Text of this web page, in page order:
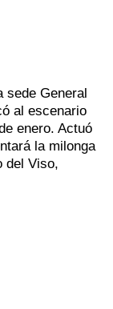
sede General
al escenario
enero. Actuó
la milonga
del Viso,